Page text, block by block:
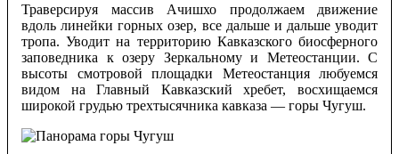
Траверсируя массив Ачишхо продолжаем движение
вдоль линейки горных озер, все дальше и дальше уводит
тропа. Уводит на территорию Кавказского биосферного
заповедника к озеру Зеркальному и Метеостанции. С
высоты смотровой площадки Метеостанция любуемся
видом на Главный Кавказский хребет, восхищаемся
широкой грудью трехтысячника кавказа — горы Чугуш.